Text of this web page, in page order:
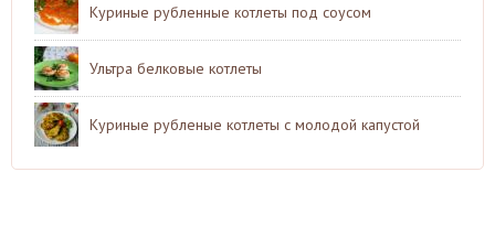
Куриные рубленные котлеты под соусом
Ультра белковые котлеты
Куриные рубленые котлеты с молодой капустой